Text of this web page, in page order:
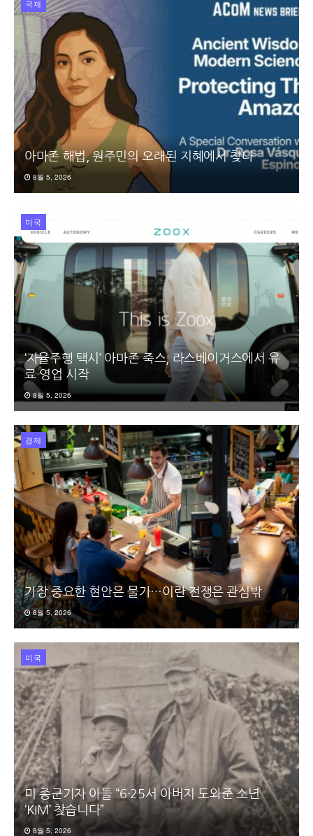
국제
아마존 해법, 원주민의 오래된 지혜에서 찾다
8월 5, 2026
미국
‘자율주행 택시’ 아마존 죽스, 라스베이거스에서 유
료 영업 시작
8월 5, 2026
경제
가장 중요한 현안은 물가…이란 전쟁은 관심밖
8월 5, 2026
미국
미 종군기자 아들 “6·25서 아버지 도와준 소년
‘KIM’ 찾습니다”
8월 5, 2026